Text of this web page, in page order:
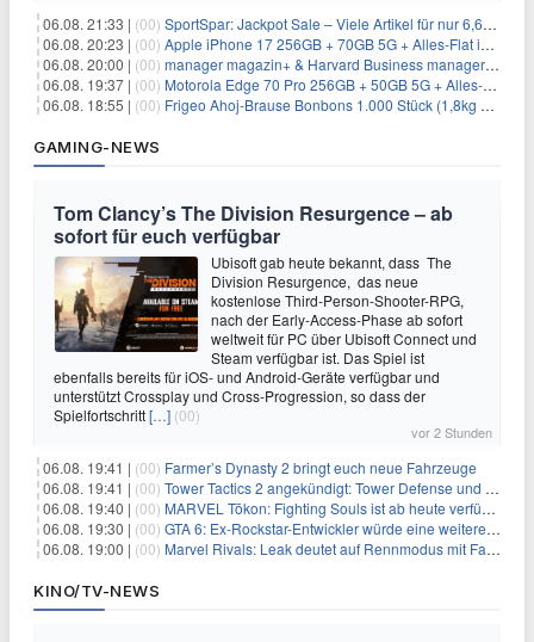
06.08. 21:33 | (00) SportSpar: Jackpot Sale – Viele Artikel für nur 6,66€ – nur 48 Stunden
06.08. 20:23 | (00) Apple iPhone 17 256GB + 70GB 5G + Alles-Flat im Vodafone-Netz für 34,99€/Monat – eff. 4,65€/Monat
06.08. 20:00 | (00) manager magazin+ & Harvard Business manager+ Digital-Kombi-Abo 1 Monat kostenlos
06.08. 19:37 | (00) Motorola Edge 70 Pro 256GB + 50GB 5G + Alles-Flat im Vodafone-Netz für 19,99€/Monat – eff. 0,61€/Monat
06.08. 18:55 | (00) Frigeo Ahoj-Brause Bonbons 1.000 Stück (1,8kg Eimer) für 6,29€
GAMING-NEWS
Tom Clancy’s The Division Resurgence – ab
sofort für euch verfügbar
Ubisoft gab heute bekannt, dass The
Division Resurgence, das neue
kostenlose Third-Person-Shooter-RPG,
nach der Early-Access-Phase ab sofort
weltweit für PC über Ubisoft Connect und
Steam verfügbar ist. Das Spiel ist
ebenfalls bereits für iOS- und Android-Geräte verfügbar und
unterstützt Crossplay und Cross-Progression, so dass der
Spielfortschritt[…] (00)
vor 2 Stunden
06.08. 19:41 | (00) Farmer’s Dynasty 2 bringt euch neue Fahrzeuge
06.08. 19:41 | (00) Tower Tactics 2 angekündigt: Tower Defense und Deckbuilding Kombo kehrt zurück
06.08. 19:40 | (00) MARVEL Tōkon: Fighting Souls ist ab heute verfügbar
06.08. 19:30 | (00) GTA 6: Ex-Rockstar-Entwickler würde eine weitere Verschiebung nicht überraschen
06.08. 19:00 | (00) Marvel Rivals: Leak deutet auf Rennmodus mit Fahrzeugen hin
KINO/TV-NEWS